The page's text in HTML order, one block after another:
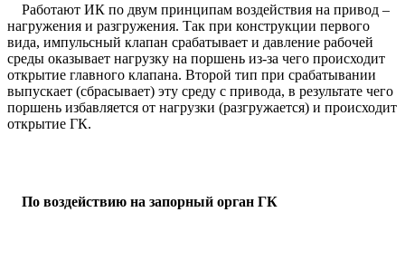
Работают ИК по двум принципам воздействия на привод –
нагружения и разгружения. Так при конструкции первого
вида, импульсный клапан срабатывает и давление рабочей
среды оказывает нагрузку на поршень из-за чего происходит
открытие главного клапана. Второй тип при срабатывании
выпускает (сбрасывает) эту среду с привода, в результате чего
поршень избавляется от нагрузки (разгружается) и происходит
открытие ГК.
По воздействию на запорный орган ГК